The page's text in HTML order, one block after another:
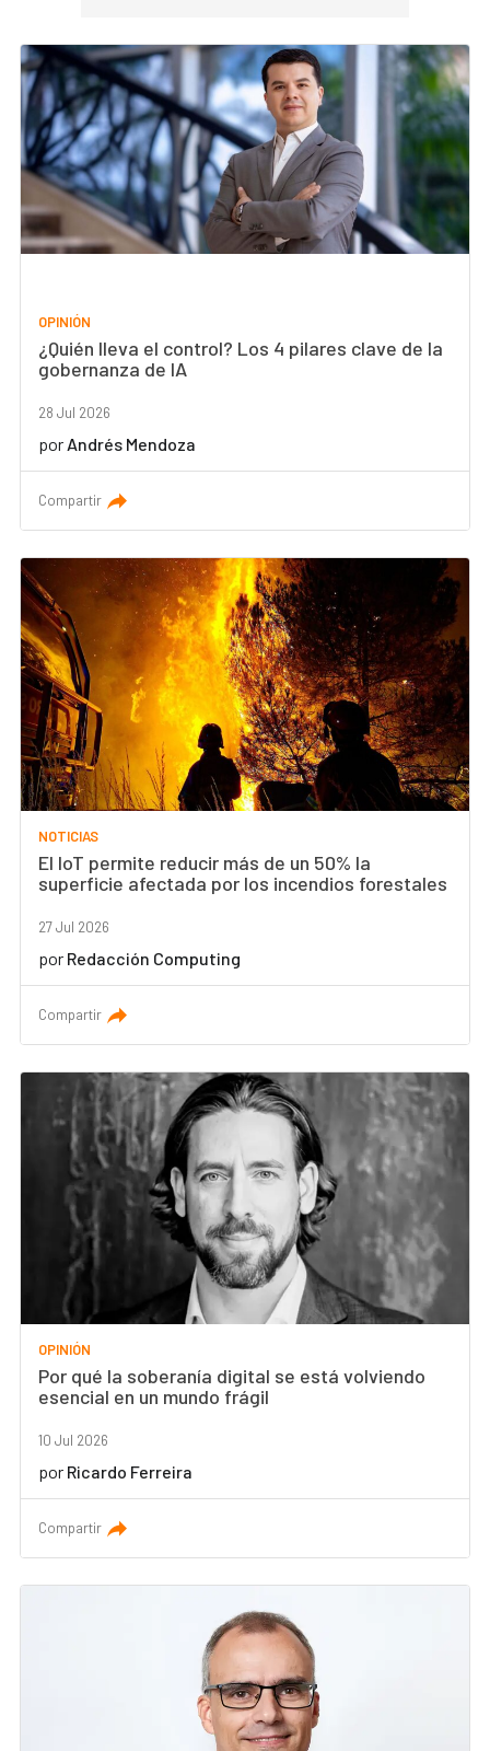
OPINIÓN
¿Quién lleva el control? Los 4 pilares clave de la
gobernanza de IA
28 Jul 2026
por Andrés Mendoza
Compartir
NOTICIAS
El IoT permite reducir más de un 50% la
superficie afectada por los incendios forestales
27 Jul 2026
por Redacción Computing
Compartir
OPINIÓN
Por qué la soberanía digital se está volviendo
esencial en un mundo frágil
10 Jul 2026
por Ricardo Ferreira
Compartir